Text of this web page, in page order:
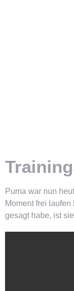
Puma war nun
Moment frei
gesagt habe, ist